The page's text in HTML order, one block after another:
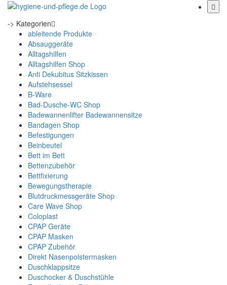
-> Kategorien
ableitende Produkte
Absauggeräte
Alltagshilfen
Alltagshilfen Shop
Anti Dekubitus Sitzkissen
Aufstehsessel
B-Ware
Bad-Dusche-WC Shop
Badewannenlifter Badewannensitze
Bandagen Shop
Befestigungen
Beinbeutel
Bett im Bett
Bettenzubehör
Bettfixierung
Bewegungstherapie
Blutdruckmessgeräte Shop
Care Wave Shop
Coloplast
CPAP Geräte
CPAP Masken
CPAP Zubehör
Direkt Nasenpolstermasken
Duschklappsitze
Duschocker & Duschstühle